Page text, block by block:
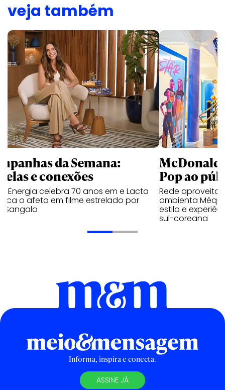
veja também
da Semana:
e conexões
Energia celebra 70 anos em e Lacta
o afeto em filme estrelado por
Sangalo
Pop ao
Rede aproveita
ambienta Méqui
estilo e
sul-coreana
Informa, inspira e conecta.
ASSINE JÁ